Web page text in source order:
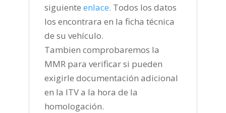
siguiente enlace. Todos los datos
los encontrara en la ficha técnica
de su vehículo.
Tambien comprobaremos la
MMR para verificar si pueden
exigirle documentación adicional
en la ITV a la hora de la
homologación.